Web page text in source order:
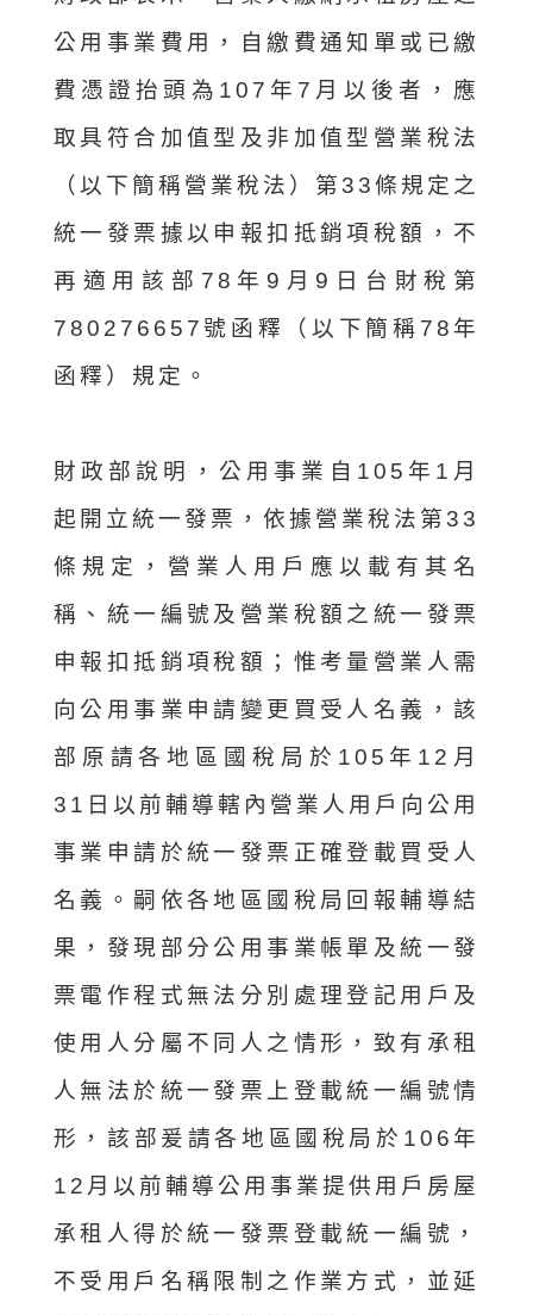
公用事業費用，自繳費通知單或已繳
費憑證抬頭為107年7月以後者，應
取具符合加值型及非加值型營業稅法
（以下簡稱營業稅法）第33條規定之
統一發票據以申報扣抵銷項稅額，不
再適用該部78年9月9日台財稅第
780276657號函釋（以下簡稱78年
函釋）規定。
財政部說明，公用事業自105年1月
起開立統一發票，依據營業稅法第33
條規定，營業人用戶應以載有其名
稱、統一編號及營業稅額之統一發票
申報扣抵銷項稅額；惟考量營業人需
向公用事業申請變更買受人名義，該
部原請各地區國稅局於105年12月
31日以前輔導轄內營業人用戶向公用
事業申請於統一發票正確登載買受人
名義。嗣依各地區國稅局回報輔導結
果，發現部分公用事業帳單及統一發
票電作程式無法分別處理登記用戶及
使用人分屬不同人之情形，致有承租
人無法於統一發票上登載統一編號情
形，該部爰請各地區國稅局於106年
12月以前輔導公用事業提供用戶房屋
承租人得於統一發票登載統一編號，
不受用戶名稱限制之作業方式，並延